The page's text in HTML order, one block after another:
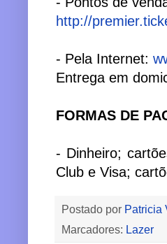
http://
- Pela Internet:
Entrega em
FORMAS DE
- Dinheiro;
Club e Visa;
Postado por Patricia
Marcadores: Lazer